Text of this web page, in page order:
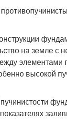
на земле с
элементами
высокой